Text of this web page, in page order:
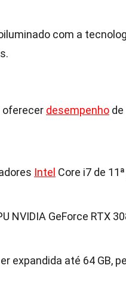
com a
oferecer desempenho
Intel Core i7 de
NVIDIA GeForce RTX
expandida até 64 GB,